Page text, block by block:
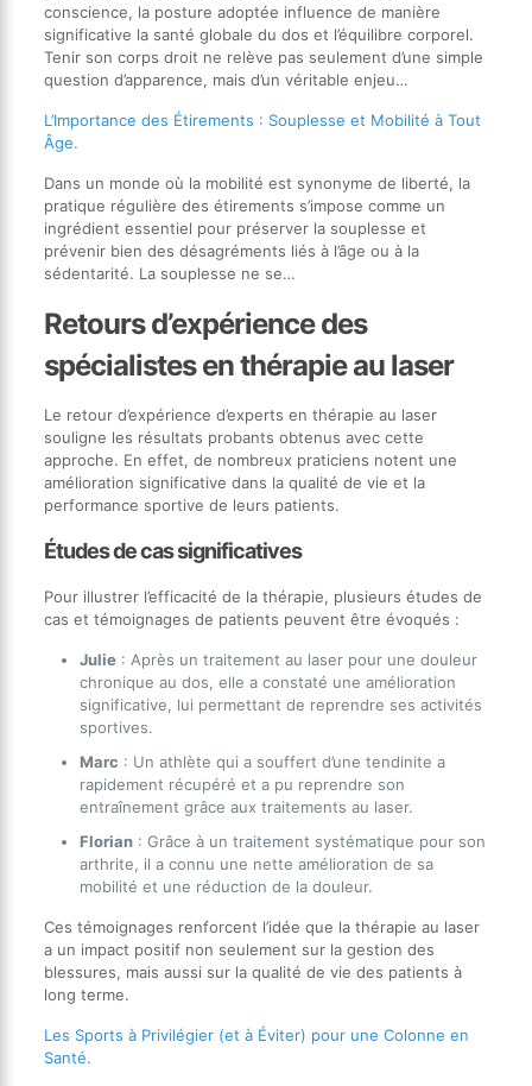
conscience, la posture adoptée influence de manière
significative la santé globale du dos et l’équilibre corporel.
Tenir son corps droit ne relève pas seulement d’une simple
question d’apparence, mais d’un véritable enjeu…
L’Importance des Étirements : Souplesse et Mobilité à Tout
Âge.
Dans un monde où la mobilité est synonyme de liberté, la
pratique régulière des étirements s’impose comme un
ingrédient essentiel pour préserver la souplesse et
prévenir bien des désagréments liés à l’âge ou à la
sédentarité. La souplesse ne se…
Retours d’expérience des
spécialistes en thérapie au laser
Le retour d’expérience d’experts en thérapie au laser
souligne les résultats probants obtenus avec cette
approche. En effet, de nombreux praticiens notent une
amélioration significative dans la qualité de vie et la
performance sportive de leurs patients.
Études de cas significatives
Pour illustrer l’efficacité de la thérapie, plusieurs études de
cas et témoignages de patients peuvent être évoqués :
Julie: Après un traitement au laser pour une douleur
chronique au dos, elle a constaté une amélioration
significative, lui permettant de reprendre ses activités
sportives.
Marc : Un athlète qui a souffert d’une tendinite a
rapidement récupéré et a pu reprendre son
entraînement grâce aux traitements au laser.
Florian: Grâce à un traitement systématique pour son
arthrite, il a connu une nette amélioration de sa
mobilité et une réduction de la douleur.
Ces témoignages renforcent l’idée que la thérapie au laser
a un impact positif non seulement sur la gestion des
blessures, mais aussi sur la qualité de vie des patients à
long terme.
Les Sports à Privilégier (et à Éviter) pour une Colonne en
Santé.